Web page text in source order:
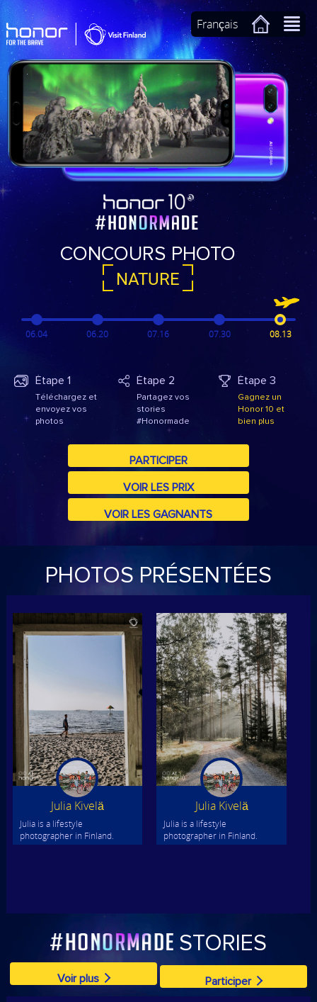
Français
CONCOURS PHOTO
NATURE
06.04 06.20 07.16 07.30 08.13
Étape 1
Téléchargez et
envoyez vos
photos
Étape 2
Partagez vos
stories
#Honormade
Étape 3
Gagnez un
Honor 10 et
bien plus
PARTICIPER
VOIR LES PRIX
VOIR LES GAGNANTS
PHOTOS PRÉSENTÉES
Julia Kivelä
Julia is a lifestyle
photographer in Finland.
Julia Kivelä
Julia is a lifestyle
photographer in Finland.
STORIES
Voir plus Participer